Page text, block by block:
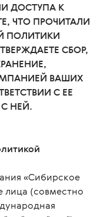
ДОСТУПА К
ЧТО ПРОЧИТАЛИ
ПОЛИТИКИ
СБОР,
ВАШИХ
С ЕЕ
НЕЙ.
«Сибирское
лица (совместно